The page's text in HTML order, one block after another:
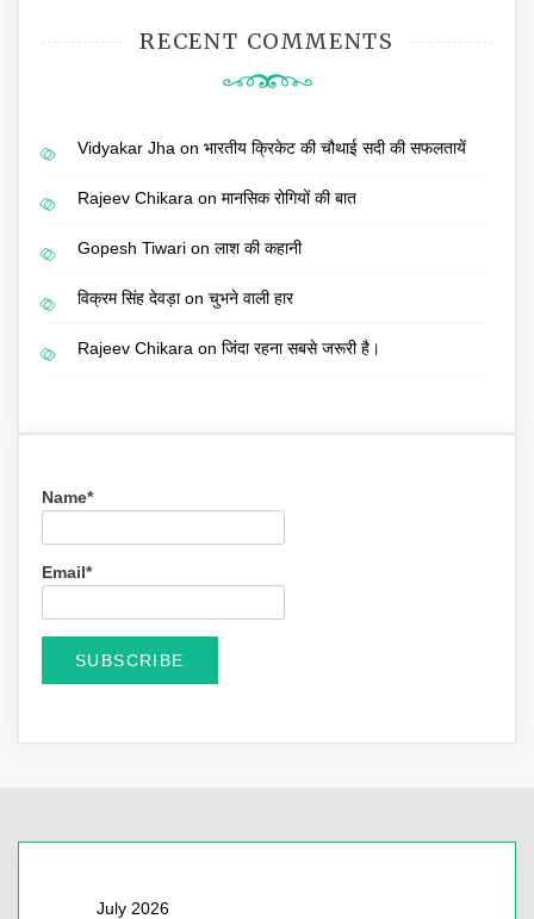
RECENT COMMENTS
Vidyakar Jha on भारतीय क्रिकेट की चौथाई सदी की सफलतायें
Rajeev Chikara on मानसिक रोगियों की बात
Gopesh Tiwari on लाश की कहानी
विक्रम सिंह देवड़ाon चुभने वाली हार
Rajeev Chikara on जिंदा रहना सबसे जरूरी है।
Name*
Email*
July 2026